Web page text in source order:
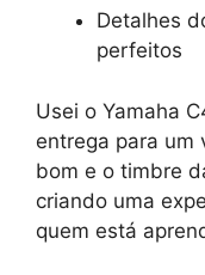
Detalhes
perfeitos
Usei o Yamaha
entrega para um
bom e o timbre
criando uma
quem está